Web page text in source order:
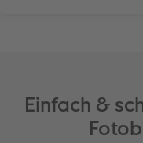
Einfach &